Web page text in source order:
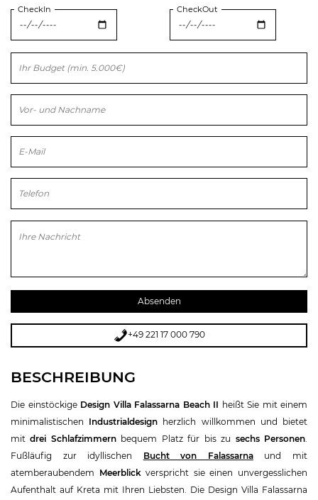
CheckIn CheckOut
Bitte lasse dieses Feld leer.
Bitte lasse dieses Feld leer.
+49 221 17 000 790
BESCHREIBUNG
Die einstöckige Design Villa Falassarna Beach II heißt Sie mit einem
minimalistischen Industrialdesign herzlich willkommen und bietet
mitdrei Schlafzimmernbequem Platz für bis zu sechs Personen
Fußläufig zur idyllischen Bucht von Falassarnaund mit
atemberaubendem Meerblick verspricht sie einen unvergesslichen
Aufenthalt auf Kreta mit Ihren Liebsten. Die Design Villa Falassarna